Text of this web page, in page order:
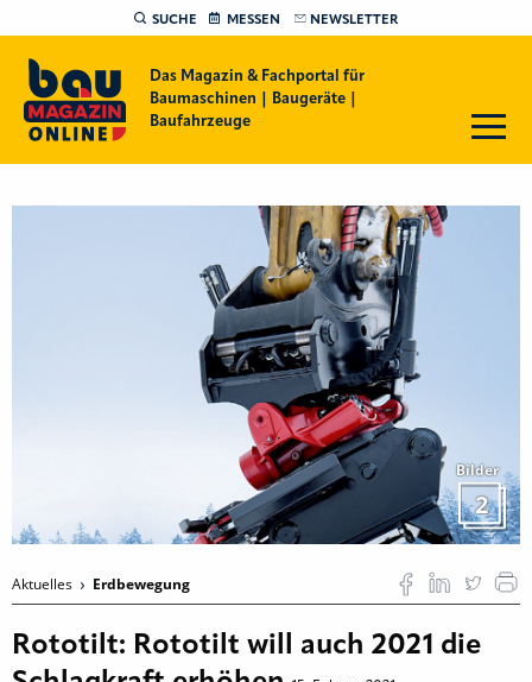
SUCHE MESSEN NEWSLETTER
Das Magazin & Fachportal für
Baumaschinen | Baugeräte |
Baufahrzeuge
Bilder
2
Aktuelles Erdbewegung
Rototilt: Rototilt will auch 2021 die